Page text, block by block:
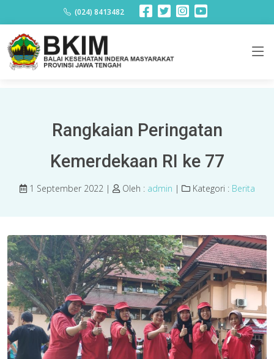
(024) 8413482
Rangkaian Peringatan
Kemerdekaan RI ke 77
1 September 2022 | Oleh : admin | Kategori : Berita